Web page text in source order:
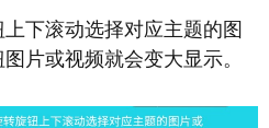
下滚动选择对应主题的图
片或视频就会变大显示。